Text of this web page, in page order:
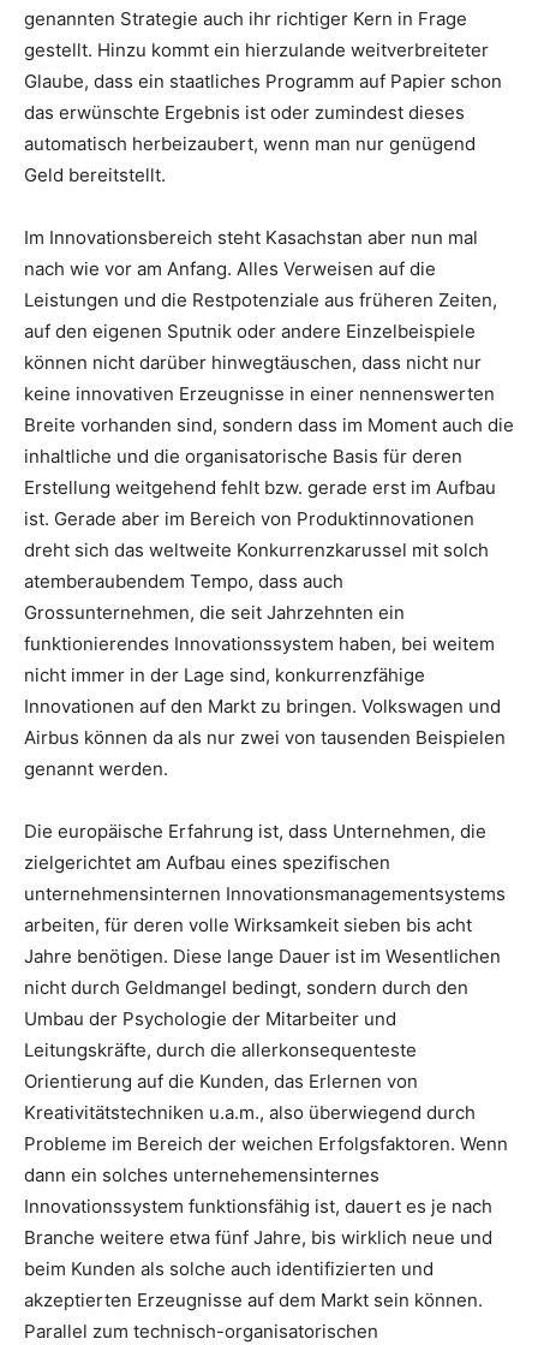
genannten Strategie auch ihr richtiger Kern in Frage
gestellt. Hinzu kommt ein hierzulande weitverbreiteter
Glaube, dass ein staatliches Programm auf Papier schon
das erwünschte Ergebnis ist oder zumindest dieses
automatisch herbeizaubert, wenn man nur genügend
Geld bereitstellt.
Im Innovationsbereich steht Kasachstan aber nun mal
nach wie vor am Anfang. Alles Verweisen auf die
Leistungen und die Restpotenziale aus früheren Zeiten,
auf den eigenen Sputnik oder andere Einzelbeispiele
können nicht darüber hinwegtäuschen, dass nicht nur
keine innovativen Erzeugnisse in einer nennenswerten
Breite vorhanden sind, sondern dass im Moment auch die
inhaltliche und die organisatorische Basis für deren
Erstellung weitgehend fehlt bzw. gerade erst im Aufbau
ist. Gerade aber im Bereich von Produktinnovationen
dreht sich das weltweite Konkurrenzkarussel mit solch
atemberaubendem Tempo, dass auch
Grossunternehmen, die seit Jahrzehnten ein
funktionierendes Innovationssystem haben, bei weitem
nicht immer in der Lage sind, konkurrenzfähige
Innovationen auf den Markt zu bringen. Volkswagen und
Airbus können da als nur zwei von tausenden Beispielen
genannt werden.
Die europäische Erfahrung ist, dass Unternehmen, die
zielgerichtet am Aufbau eines spezifischen
unternehmensinternen Innovationsmanagementsystems
arbeiten, für deren volle Wirksamkeit sieben bis acht
Jahre benötigen. Diese lange Dauer ist im Wesentlichen
nicht durch Geldmangel bedingt, sondern durch den
Umbau der Psychologie der Mitarbeiter und
Leitungskräfte, durch die allerkonsequenteste
Orientierung auf die Kunden, das Erlernen von
Kreativitätstechniken u.a.m., also überwiegend durch
Probleme im Bereich der weichen Erfolgsfaktoren. Wenn
dann ein solches unternehemensinternes
Innovationssystem funktionsfähig ist, dauert es je nach
Branche weitere etwa fünf Jahre, bis wirklich neue und
beim Kunden als solche auch identifizierten und
akzeptierten Erzeugnisse auf dem Markt sein können.
Parallel zum technisch-organisatorischen